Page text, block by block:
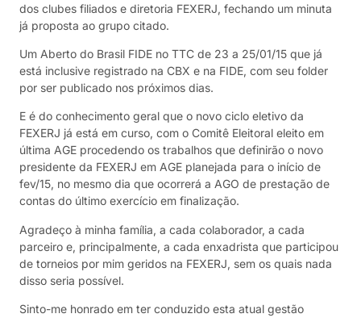
dos clubes filiados e diretoria FEXERJ, fechando um minuta
já proposta ao grupo citado.
Um Aberto do Brasil FIDE no TTC de 23 a 25/01/15 que já
está inclusive registrado na CBX e na FIDE, com seu folder
por ser publicado nos próximos dias.
E é do conhecimento geral que o novo ciclo eletivo da
FEXERJ já está em curso, com o Comitê Eleitoral eleito em
última AGE procedendo os trabalhos que definirão o novo
presidente da FEXERJ em AGE planejada para o início de
fev/15, no mesmo dia que ocorrerá a AGO de prestação de
contas do último exercício em finalização.
Agradeço à minha família, a cada colaborador, a cada
parceiro e, principalmente, a cada enxadrista que participou
de torneios por mim geridos na FEXERJ, sem os quais nada
disso seria possível.
Sinto-me honrado em ter conduzido esta atual gestão